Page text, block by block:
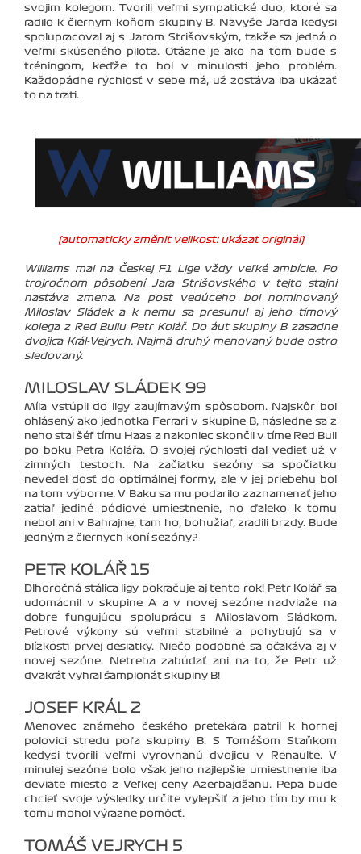
svojim kolegom. Tvorili veľmi sympatické duo, ktoré sa
radilo k čiernym koňom skupiny B. Navyše Jarda kedysi
spolupracoval aj s Jarom Strišovským, takže sa jedná o
veľmi skúseného pilota. Otázne je ako na tom bude s
tréningom, keďže to bol v minulosti jeho problém.
Každopádne rýchlosť v sebe má, už zostáva iba ukázať
to na trati.
(automaticky změnit velikost: ukázat originál)
Williams mal na Českej F1 Lige vždy veľké ambície. Po
trojročnom pôsobení Jara Strišovského v tejto stajni
nastáva zmena. Na post vedúceho bol nominovaný
Miloslav Sládek a k nemu sa presunul aj jeho tímový
kolega z Red Bullu Petr Kolář. Do áut skupiny B zasadne
dvojica Král-Vejrych. Najmä druhý menovaný bude ostro
sledovaný.
MILOSLAV SLÁDEK 99
Míla vstúpil do ligy zaujímavým spôsobom. Najskôr bol
ohlásený ako jednotka Ferrari v skupine B, následne sa z
neho stal šéf tímu Haas a nakoniec skončil v tíme Red Bull
po boku Petra Kolářa. O svojej rýchlosti dal vedieť už v
zimných testoch. Na začiatku sezóny sa spočiatku
nevedel dosť do optimálnej formy, ale v jej priebehu bol
na tom výborne. V Baku sa mu podarilo zaznamenať jeho
zatiaľ jediné pódiové umiestnenie, no ďaleko k tomu
nebol ani v Bahrajne, tam ho, bohužiaľ, zradili brzdy. Bude
jedným z čiernych koní sezóny?
PETR KOLÁŘ 15
Dlhoročná stálica ligy pokračuje aj tento rok! Petr Kolář sa
udomácnil v skupine A a v novej sezóne nadviaže na
dobre fungujúcu spoluprácu s Miloslavom Sládkom.
Petrové výkony sú veľmi stabilné a pohybujú sa v
blízkosti prvej desiatky. Niečo podobné sa očakáva aj v
novej sezóne. Netreba zabúdať ani na to, že Petr už
dvakrát vyhral šampionát skupiny B!
JOSEF KRÁL 2
Menovec známeho českého pretekára patril k hornej
polovici stredu poľa skupiny B. S Tomášom Staňkom
kedysi tvorili veľmi vyrovnanú dvojicu v Renaulte. V
minulej sezóne bolo však jeho najlepšie umiestnenie iba
deviate miesto z Veľkej ceny Azerbajdžanu. Pepa bude
chcieť svoje výsledky určite vylepšiť a jeho tím by mu k
tomu mohol výrazne pomôcť.
TOMÁŠ VEJRYCH 5